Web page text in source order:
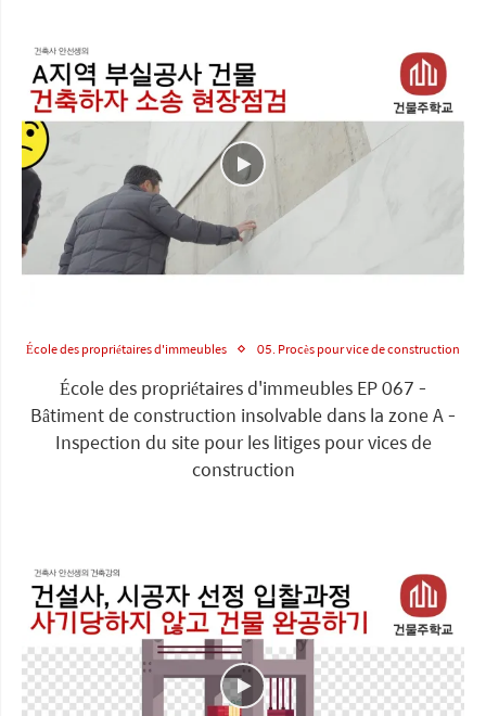
École des propriétaires d'immeubles 05. Procès pour vice de construction
École des propriétaires d'immeubles EP 067 -
Bâtiment de construction insolvable dans la zone A -
Inspection du site pour les litiges pour vices de
construction